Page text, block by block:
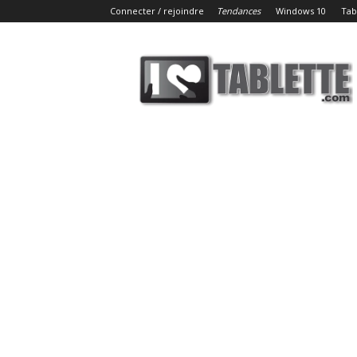
Connecter / rejoindre Tendances Windows 10